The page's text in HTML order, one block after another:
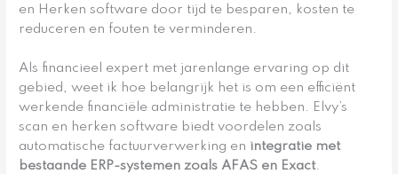
en Herken software door tijd te besparen, kosten te
reduceren en fouten te verminderen.
Als financieel expert met jarenlange ervaring op dit
gebied, weet ik hoe belangrijk het is om een efficiënt
werkende financiële administratie te hebben. Elvy’s
scan en herken software biedt voordelen zoals
automatische factuurverwerking en integratie met
bestaande ERP-systemen zoals AFAS en Exact.